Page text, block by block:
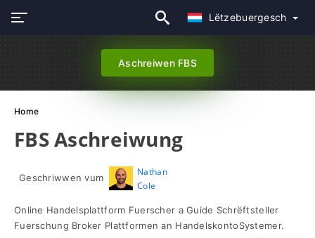
Lëtzebuergesch
Aschreiwen FBS
Home
FBS Aschreiwung
Geschriwwen vum
Nathan
Cole
Online Handelsplattform Fuerscher a Guide Schrëftsteller
Fuerschung Broker Plattformen an HandelskontoSystemer.